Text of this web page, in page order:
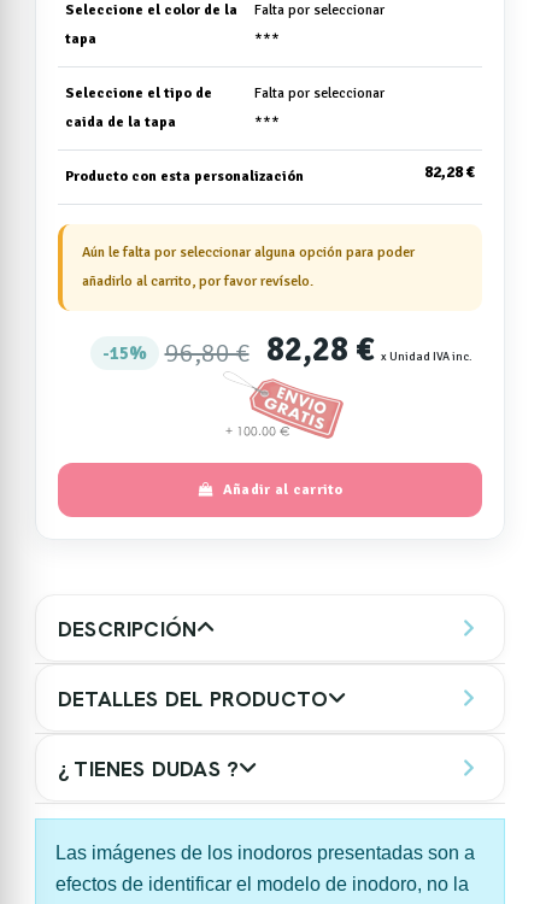
Seleccione el color de la
tapa
Falta por seleccionar
***
Seleccione el tipo de
caida de la tapa
Falta por seleccionar
***
Producto con esta personalización 82,28 €
Aún le falta por seleccionar alguna opción para poder
añadirlo al carrito, por favor revíselo.
15% 96,80 € 82,28 € x Unidad IVA inc.
Añadir al carrito
DESCRIPCIÓN
DETALLES DEL PRODUCTO
¿ TIENES DUDAS ?
Las imágenes de los inodoros presentadas son a
efectos de identificar el modelo de inodoro, no la